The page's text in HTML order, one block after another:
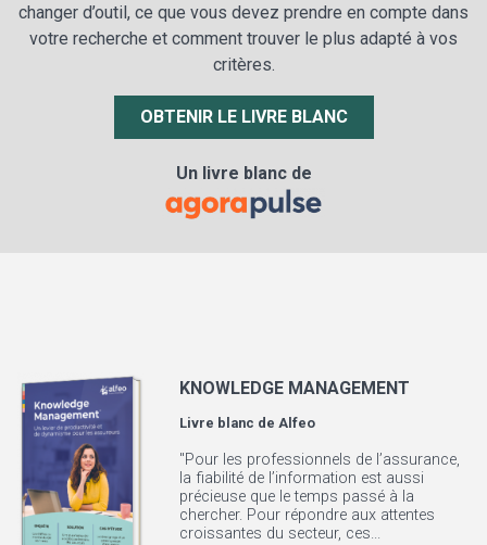
changer d’outil, ce que vous devez prendre en compte dans
votre recherche et comment trouver le plus adapté à vos
critères.
OBTENIR LE LIVRE BLANC
Un livre blanc de
KNOWLEDGE MANAGEMENT
Livre blanc de Alfeo
"Pour les professionnels de l’assurance,
la fiabilité de l’information est aussi
précieuse que le temps passé à la
chercher. Pour répondre aux attentes
croissantes du secteur, ces...